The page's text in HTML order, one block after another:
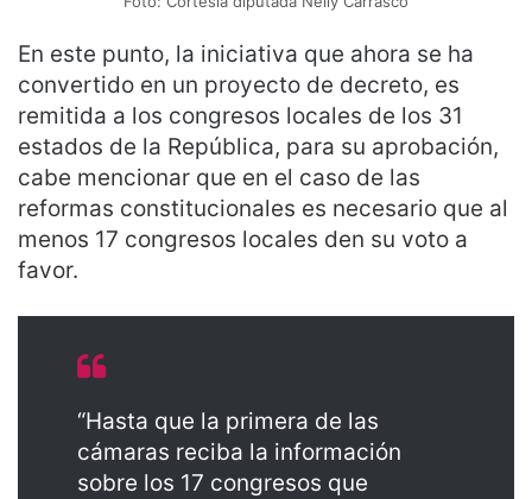
En este punto, la iniciativa que ahora se ha
convertido en un proyecto de decreto, es
remitida a los congresos locales de los 31
estados de la República, para su aprobación,
cabe mencionar que en el caso de las
reformas constitucionales es necesario que al
menos 17 congresos locales den su voto a
favor.
“Hasta que la primera de las
cámaras reciba la información
sobre los 17 congresos que